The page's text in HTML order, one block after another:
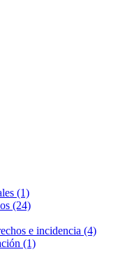
(1)
(24)
e incidencia (4)
(1)